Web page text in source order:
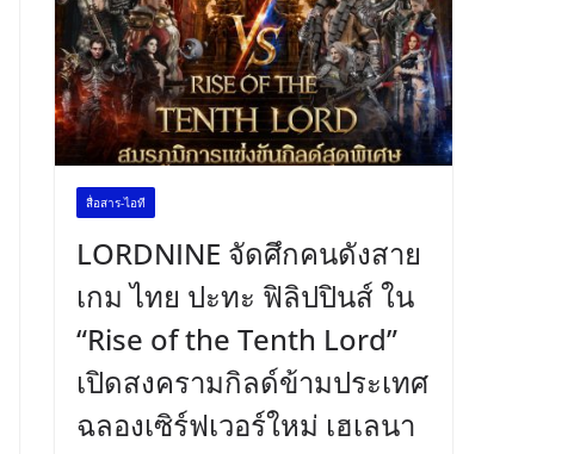
สื่อสาร-ไอที
LORDNINE จัดศึกคนดังสาย
เกม ไทย ปะทะ ฟิลิปปินส์ ใน
“Rise of the Tenth Lord”
เปิดสงครามกิลด์ข้ามประเทศ
ฉลองเซิร์ฟเวอร์ใหม่ เฮเลนา